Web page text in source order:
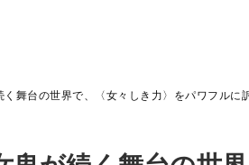
卑が続く舞台の世界
をパワフルに訴え